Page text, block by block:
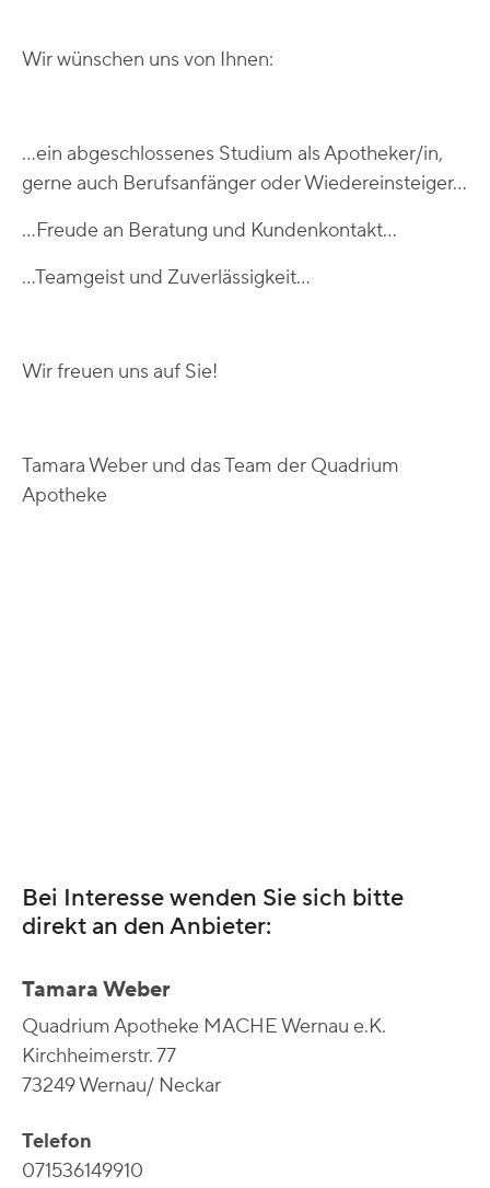
Wir wünschen uns von Ihnen:
...ein abgeschlossenes Studium als Apotheker/in,
gerne auch Berufsanfänger oder Wiedereinsteiger...
...Freude an Beratung und Kundenkontakt...
...Teamgeist und Zuverlässigkeit...
Wir freuen uns auf Sie!
Tamara Weber und das Team der Quadrium
Apotheke
Bei Interesse wenden Sie sich bitte
direkt an den Anbieter:
Tamara Weber
Quadrium Apotheke MACHE Wernau e.K.
Kirchheimerstr. 77
73249 Wernau/ Neckar
Telefon
071536149910